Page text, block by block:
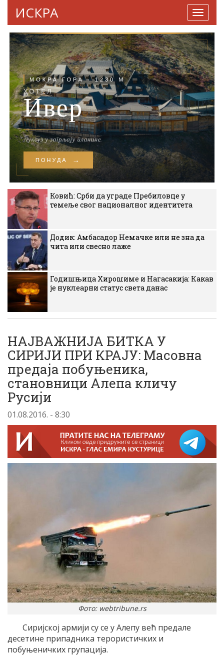
ИСКРА
Ковић: Срби да уграде Пребиловце у
темеље свог националног идентитета
Додик: Амбасадор Немачке или не зна да
чита или свесно лаже
Годишњица Хирошиме и Нагасакија: Какав
је нуклеарни статус света данас
НАЈВАЖНИЈА БИТКА У
СИРИЈИ ПРИ КРАЈУ: Масовна
предаја побуњеника,
становници Алепа кличу
Русији
01.08.2016. - 8:30
Фото: webtribune.rs
Сиријској армији су се у Алепу већ предале
десетине припадника терористичких и
побуњеничких групација.